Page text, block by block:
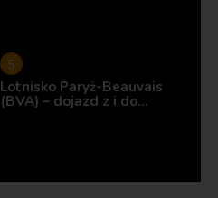
Lotnisko Paryż-Beauvais
(BVA) – dojazd z i do…